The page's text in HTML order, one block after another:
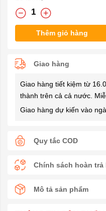
Thêm giỏ hàng
Giao hàng
Giao hàng tiết kiệm từ
thành trên cả cả nước.
Giao hàng dự kiến vào
Quy tắc COD
Chính sách hoàn trả
Mô tả sản phẩm